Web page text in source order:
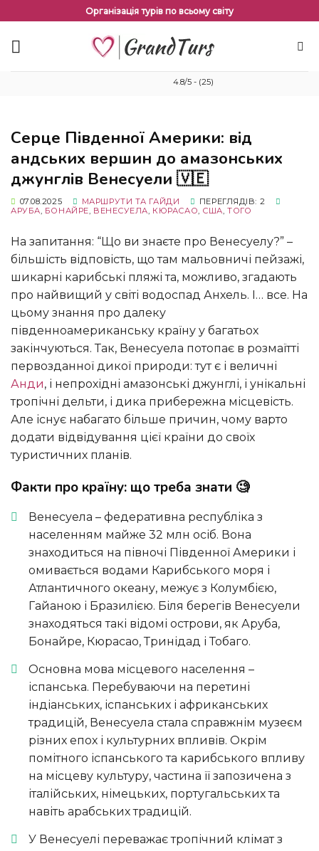
змісту
Організація турів по всьому світу
4.8/5 - (25)
Серце Південної Америки: від
андських вершин до амазонських
джунглів Венесуели 🇻🇪
07.08.2025 МАРШРУТИ ТА ГАЙДИ
ПЕРЕГЛЯДІВ: 2
АРУБА, БОНАЙРЕ, ВЕНЕСУЕЛА, КЮРАСАО, США,ТОГО
На запитання: “Що ви знаєте про Венесуелу?” –
більшість відповість, що там мальовничі пейзажі,
шикарні карибські пляжі та, можливо, згадають
про найвищий у світі водоспад Анхель. І… все. На
цьому знання про далеку
південноамериканську країну у багатьох
закінчуються. Так, Венесуела потопає в розмаїтті
первозданної дикої природи: тут є і величні
Анди, і непрохідні амазонські джунглі, і унікальні
тропічні дельти, і дика прибережна місцевість.
Але існує набагато більше причин, чому варто
додати відвідування цієї країни до своїх
туристичних планів.
Факти про країну: що треба знати 🧐
Венесуела – федеративна республіка з
населенням майже 32 млн осіб. Вона
знаходиться на півночі Південної Америки і
омивається водами Карибського моря і
Атлантичного океану, межує з Колумбією,
Гайаною і Бразилією. Біля берегів Венесуели
знаходяться такі відомі острови, як Аруба,
Бонайре, Кюрасао, Тринідад і Тобаго.
Основна мова місцевого населення –
іспанська. Перебуваючи на перетині
індіанських, іспанських і африканських
традицій, Венесуела стала справжнім музеєм
різних епох і культурних впливів. Окрім
помітного іспанського та карибського впливу
на місцеву культуру, частина її запозичена з
італійських, німецьких, португальських та
навіть арабських традицій.
У Венесуелі переважає тропічний клімат з